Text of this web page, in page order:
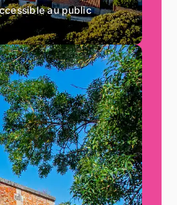
au public